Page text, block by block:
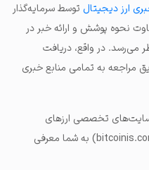
ارز دیجیتال توسط سرمایه‌گذار
نحوه پوشش و ارائه خبر در
می‌رسد. در واقع، دریافت
مراجعه به تمامی منابع خبری
سایت‌های تخصصی ارزهای
دیجیتال یعنی سایت بیت کوینیست (bitcoinis.com) به شما معرفی